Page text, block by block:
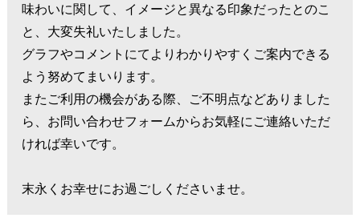
味わいに関して、イメージと異なる印象だったとのこ
と、大変失礼いたしました。
グラフやコメントにてよりわかりやすくご案内できる
よう努めてまいります。
またご利用の機会がある際、ご不明点などありました
ら、お問い合わせフォームからお気軽にご連絡いただ
ければ幸いです。
末永くお幸せにお過ごしくださいませ。